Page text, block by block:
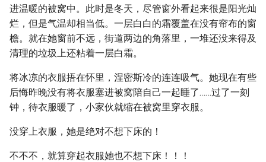
进温暖的被窝中。此时是冬天，尽管窗外看起来很是阳光灿
烂，但是气温却相当低。一层白白的霜覆盖在没有帘布的窗
檐。就在她窗前不远，街道两边的角落里，一堆还没来得及
清理的垃圾上还粘着一层白霜。
将冰凉的衣服捂在怀里，涅密斯冷的连连吸气。她现在有些
后悔昨晚没有将衣服塞进被窝陪自己一起睡了……过了一刻
钟，待衣服暖了，小家伙就缩在被窝里穿衣服。
没穿上衣服，她是绝对不想下床的！
不不不，就算穿起衣服她也不想下床！！！